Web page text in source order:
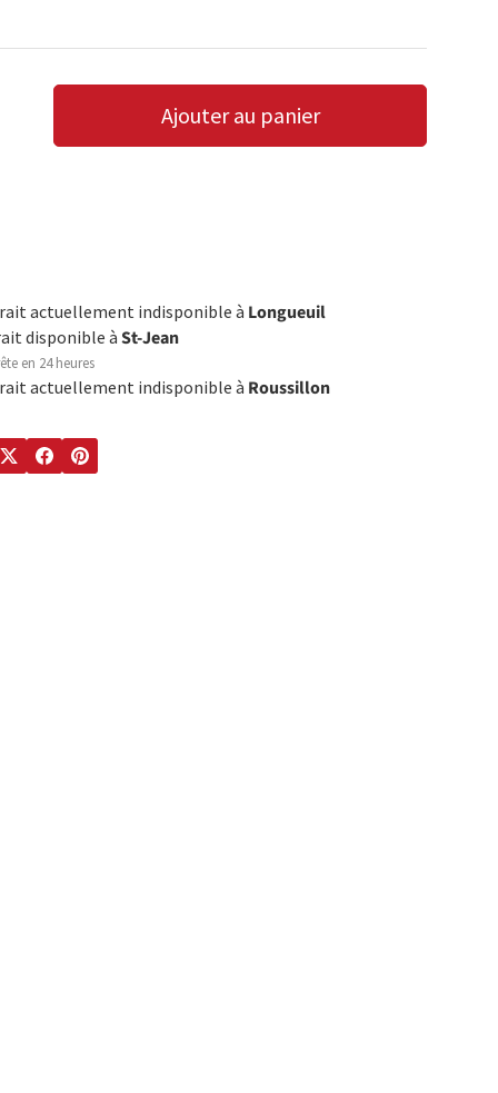
AUGMENTER LA QUANTITÉ
Ajouter au panier
actuellement indisponible à Longueuil
disponible àSt-Jean
en 24 heures
actuellement indisponible à Roussillon